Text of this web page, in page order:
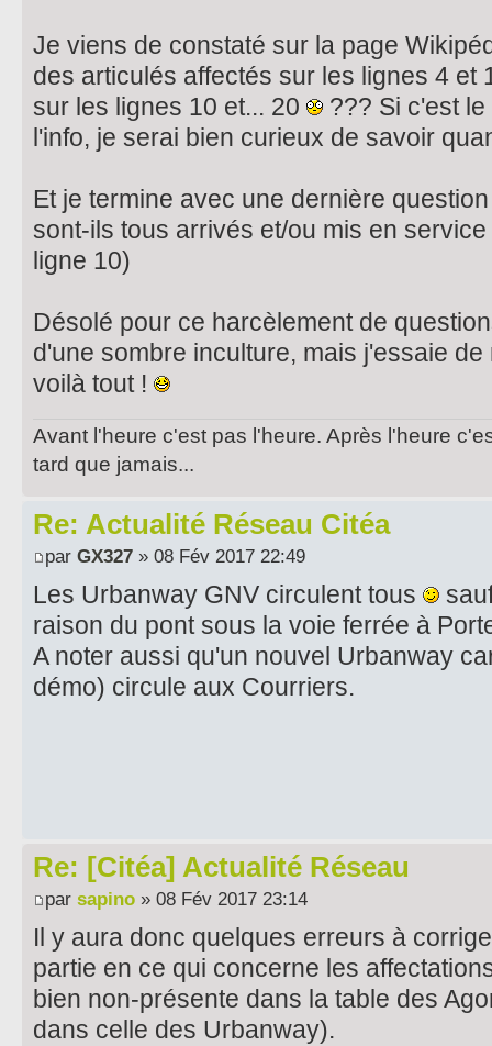
Je viens de constaté sur la page
des articulés affectés sur les lignes 4 et
sur les lignes 10 et... 20
??? Si c'est
l'info, je serai bien curieux de savoir
Et je termine avec une dernière
sont-ils tous arrivés et/ou mis en
ligne 10)
Désolé pour ce harcèlement de
d'une sombre inculture, mais j'essaie
voilà tout !
Avant l'heure c'est pas l'heure. Après l'heure
tard que jamais...
Re: Actualité Réseau Citéa
par GX327 » 08 Fév 2017 22:49
Les Urbanway GNV circulent tous
raison du pont sous la voie ferrée à
A noter aussi qu'un nouvel Urbanway
démo) circule aux Courriers.
Re: [Citéa] Actualité Réseau
par sapino » 08 Fév 2017 23:14
Il y aura donc quelques erreurs à
partie en ce qui concerne les
bien non-présente dans la table des
dans celle des Urbanway).